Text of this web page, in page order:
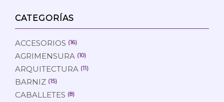
CATEGORÍAS
ACCESORIOS (16)
AGRIMENSURA (10)
ARQUITECTURA (11)
BARNIZ (15)
CABALLETES (8)